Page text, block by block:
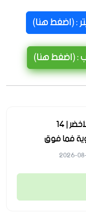
: (اضغط هنا)
: (اضغط هنا)
شركة نيوم للهيدروجين الأخضر | 14
فما فوق